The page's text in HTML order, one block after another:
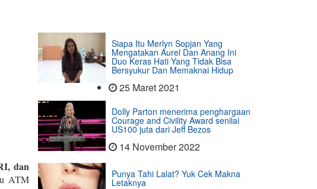
dan
ATM
Siapa Itu Merlyn Sopjan Yang
Mengatakan Aurel Dan Anang Ini
Duo Keras Hati Yang Tidak Bisa
Bersyukur Dan Memaknai Hidup
25 Maret 2021
Dolly Parton menerima penghargaan
Courage and Civility Award senilai
US100 juta dari Jeff Bezos
14 November 2022
Punya Tahi Lalat? Yuk Cek Makna
Letaknya